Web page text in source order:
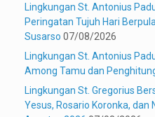
Lingkungan St. Antonius
Peringatan Tujuh Hari
Susarso 07/08/2026
Lingkungan St. Antonius
Among Tamu dan
Lingkungan St. Gregorius
Yesus, Rosario Koronka, dan